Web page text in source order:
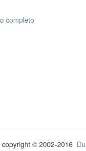
completo
copyright © 2002-2016